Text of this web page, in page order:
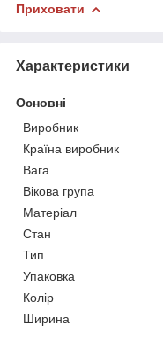
Приховати
Характеристики
Основні
Виробник
Країна виробник
Вага
Вікова група
Матеріал
Стан
Тип
Упаковка
Колір
Ширина